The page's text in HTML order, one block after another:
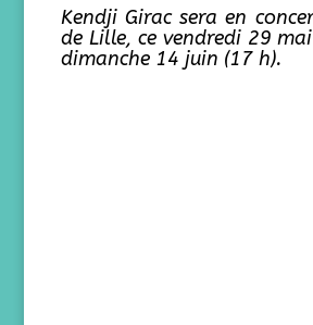
Kendji Girac sera en
de Lille, ce vendredi 29
dimanche 14 juin (17 h).